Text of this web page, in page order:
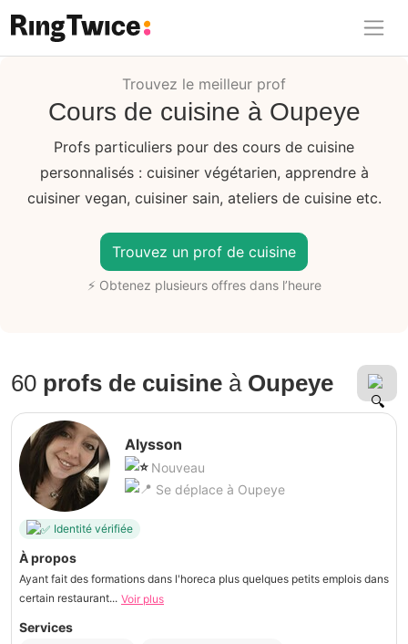
Ring Twice
Trouvez le meilleur prof
Cours de cuisine à Oupeye
Profs particuliers pour des cours de cuisine
personnalisés : cuisiner végétarien, apprendre à
cuisiner vegan, cuisiner sain, ateliers de cuisine etc.
Trouvez un prof de cuisine
⚡ Obtenez plusieurs offres dans l’heure
60 profs de cuisine à Oupeye
Alysson
Nouveau
Se déplace à Oupeye
Identité vérifiée
À propos
Ayant fait des formations dans l'horeca plus quelques petits emplois dans
certain restaurant... Voir plus
Services